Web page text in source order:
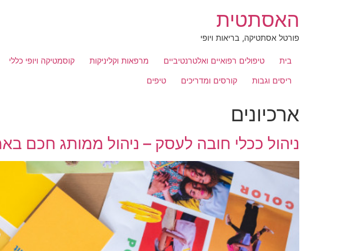
האסתטית
פורטל אסתטיקה, בריאות ויופי
בית טיפולים רפואיים ואלטרנטיביים מרפאות וקליניקות קוסמטיקה ויופי כללי
ריסים וגבות
קורסים ומדריכים טיפים
ארכיונים
ניהול ככלי חובה לעסק – ניהול ממותג חכם